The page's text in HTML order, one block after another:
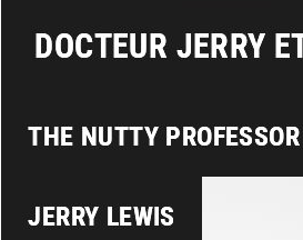
DOCTEUR JERRY
THE NUTTY PROFESSOR
JERRY LEWIS